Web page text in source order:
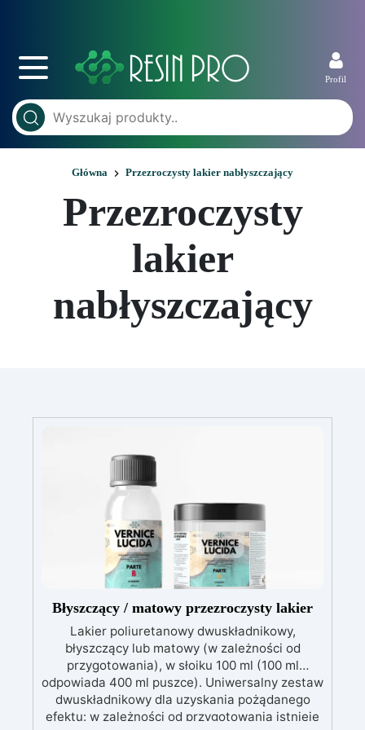
Profil
Główna Przezroczysty lakier nabłyszczający
Przezroczysty
lakier
nabłyszczający
Błyszczący / matowy przezroczysty lakier
Lakier poliuretanowy dwuskładnikowy,
błyszczący lub matowy (w zależności od
przygotowania), w słoiku 100 ml (100 ml
odpowiada 400 ml puszce). Uniwersalny zestaw
dwuskładnikowy dla uzyskania pożądanego
efektu: w zależności od przygotowania istnieje